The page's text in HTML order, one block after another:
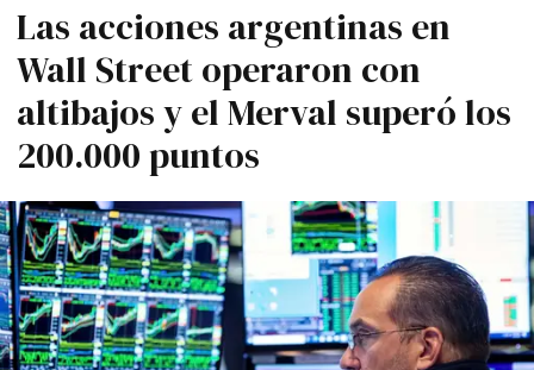
Las acciones argentinas en
Wall Street operaron con
altibajos y el Merval superó los
200.000 puntos